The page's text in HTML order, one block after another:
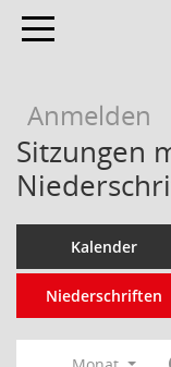
Toggle navigation
Anmelden
Sitzungen
Kalender
Niederschriften